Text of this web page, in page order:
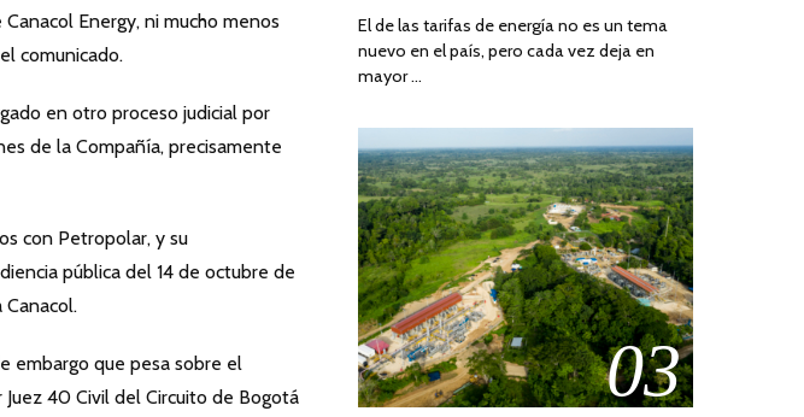
Energy, ni mucho menos
comunicado.
en otro proceso judicial por
de la Compañía, precisamente
con Petropolar, y su
pública del 14 de octubre de
embargo que pesa sobre el
40 Civil del Circuito de Bogotá
DE
2022
El de las tarifas de energía no es un tema
nuevo en el país, pero cada vez deja en
mayor …
03